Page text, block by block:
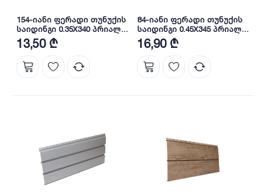
154-იანი ფერადი თუნუქის
საიდინგი 0.35X340 პრიალა
RAL 7024 NOVA
13,50 ₾
84-იანი ფერადი თუნუქის
საიდინგი 0.45X345 პრიალა
RAL 7016 NOVA
16,90 ₾